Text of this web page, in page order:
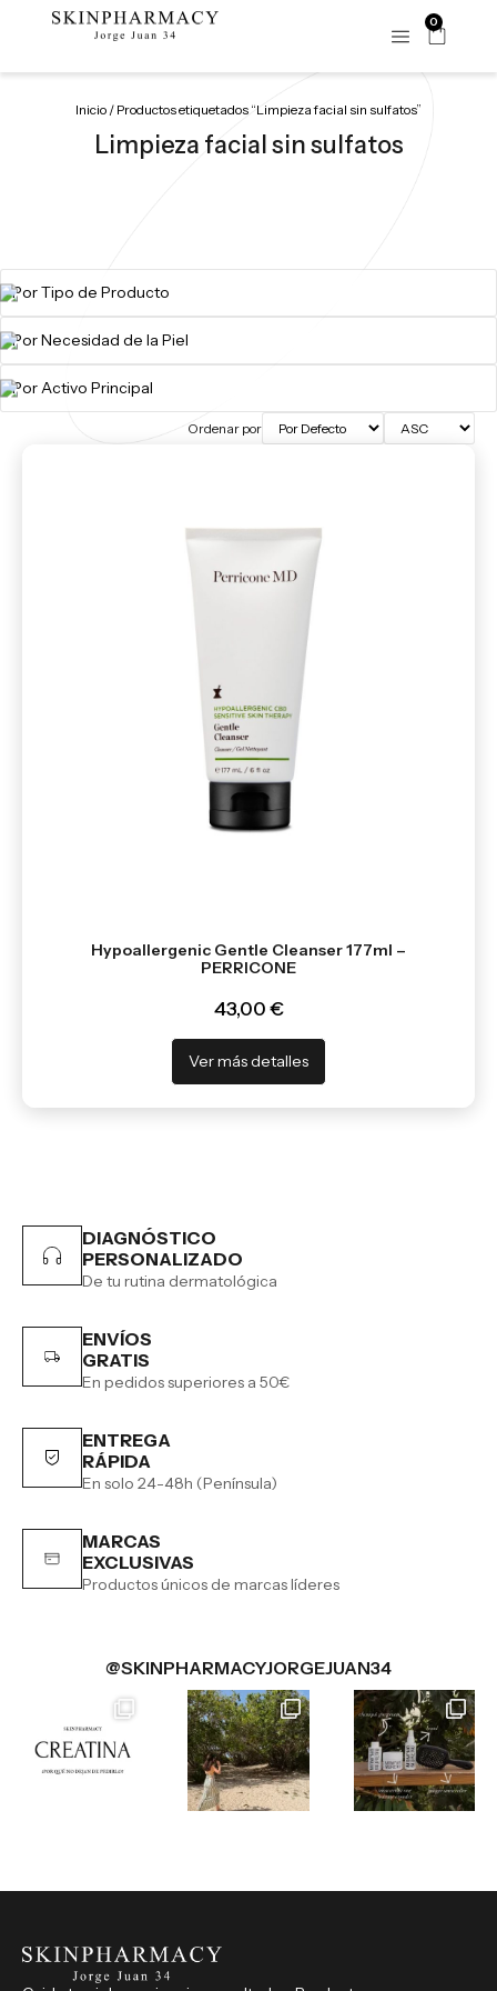
0
Inicio / Productos etiquetados “Limpieza facial sin sulfatos​”
Limpieza facial sin sulfatos​
Ordenar por
Hypoallergenic Gentle Cleanser 177ml –
PERRICONE
43,00 €
Ver más detalles
DIAGNÓSTICO
PERSONALIZADO
De tu rutina dermatológica
ENVÍOS
GRATIS
En pedidos superiores a 50€
ENTREGA
RÁPIDA
En solo 24-48h (Península)
MARCAS
EXCLUSIVAS
Productos únicos de marcas líderes
@SKINPHARMACYJORGEJUAN34